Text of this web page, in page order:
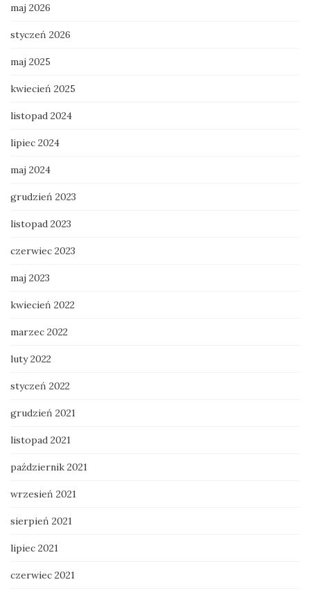
maj 2026
styczeń 2026
maj 2025
kwiecień 2025
listopad 2024
lipiec 2024
maj 2024
grudzień 2023
listopad 2023
czerwiec 2023
maj 2023
kwiecień 2022
marzec 2022
luty 2022
styczeń 2022
grudzień 2021
listopad 2021
październik 2021
wrzesień 2021
sierpień 2021
lipiec 2021
czerwiec 2021